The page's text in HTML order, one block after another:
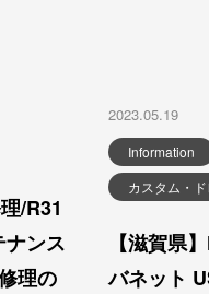
/R31
ンス
理の
2023.05.19
Information
カスタム・
【滋賀県
バネット